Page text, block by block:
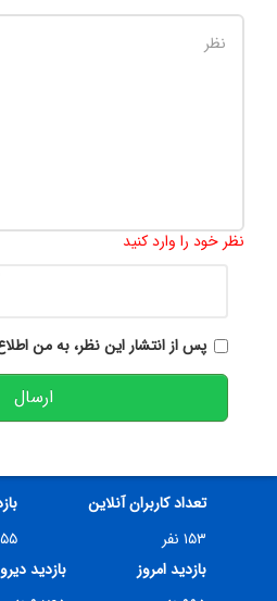
نظر خود را وارد کنید
پس از انتشار این نظر، به من
ارسال
تعداد کاربران آنلاین
۱۵۳ نفر
بازدید امروز
بازدید